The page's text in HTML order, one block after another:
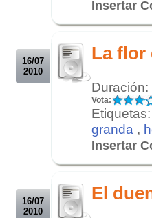
Insertar
16/07
2010
La flor
Vota:
Etiquetas:
granda ,
Insertar
16/07
2010
El